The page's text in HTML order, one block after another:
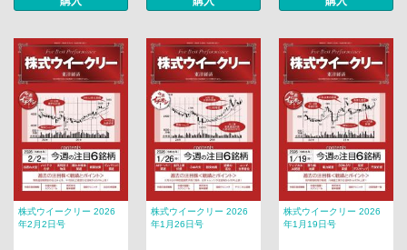
株式ウイークリー 2026
年2月2日号
株式ウイークリー 2026
年1月26日号
株式ウイークリー 2026
年1月19日号